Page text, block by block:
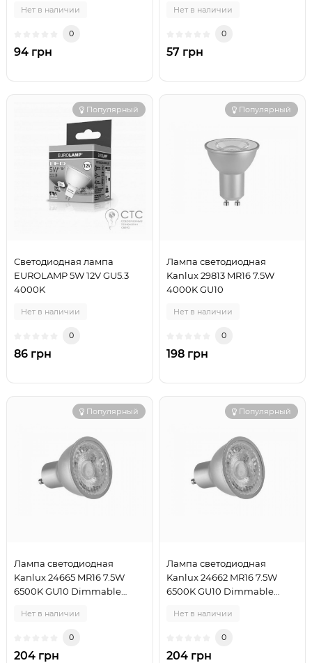
Нет в наличии
0
94 грн
Нет в наличии
0
57 грн
Популярный
Светодиодная лампа
EUROLAMP 5W 12V GU5.3
4000K
Нет в наличии
0
86 грн
Популярный
Лампа светодиодная
Kanlux 29813 MR16 7.5W
4000K GU10
Нет в наличии
0
198 грн
Популярный
Лампа светодиодная
Kanlux 24665 MR16 7.5W
6500K GU10 Dimmable
Нет в наличии
0
204 грн
Популярный
Лампа светодиодная
Kanlux 24662 MR16 7.5W
6500K GU10 Dimmable
Нет в наличии
0
204 грн